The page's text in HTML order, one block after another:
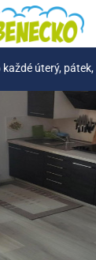
sobota a